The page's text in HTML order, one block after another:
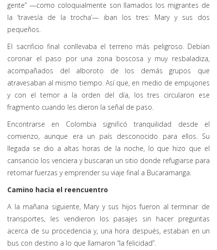
gente” —como coloquialmente son llamados los migrantes de
la ‘travesía de la trocha’— iban los tres: Mary y sus dos
pequeños.
El sacrificio final conllevaba el terreno más peligroso. Debían
coronar el paso por una zona boscosa y muy resbaladiza,
acompañados del alboroto de los demás grupos que
atravesaban al mismo tiempo. Así que, en medio de empujones
y con el temor a la orden del día, los tres circularon ese
fragmento cuando les dieron la señal de paso.
Encontrarse en Colombia significó tranquilidad desde el
comienzo, aunque era un país desconocido para ellos. Su
llegada se dio a altas horas de la noche, lo que hizo que el
cansancio los venciera y buscaran un sitio donde refugiarse para
retomar fuerzas y emprender su viaje final a Bucaramanga.
Camino hacia el reencuentro
A la mañana siguiente, Mary y sus hijos fueron al terminar de
transportes, les vendieron los pasajes sin hacer preguntas
acerca de su procedencia y, una hora después, estaban en un
bus con destino a lo que llamaron “la felicidad”.